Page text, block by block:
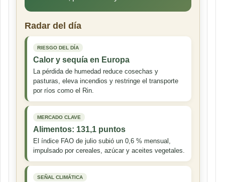
Radar del día
RIESGO DEL DÍA
Calor y sequía en Europa
La pérdida de humedad reduce cosechas y
pasturas, eleva incendios y restringe el transporte
por ríos como el Rin.
MERCADO CLAVE
Alimentos: 131,1 puntos
El índice FAO de julio subió un 0,6 % mensual,
impulsado por cereales, azúcar y aceites vegetales.
SEÑAL CLIMÁTICA